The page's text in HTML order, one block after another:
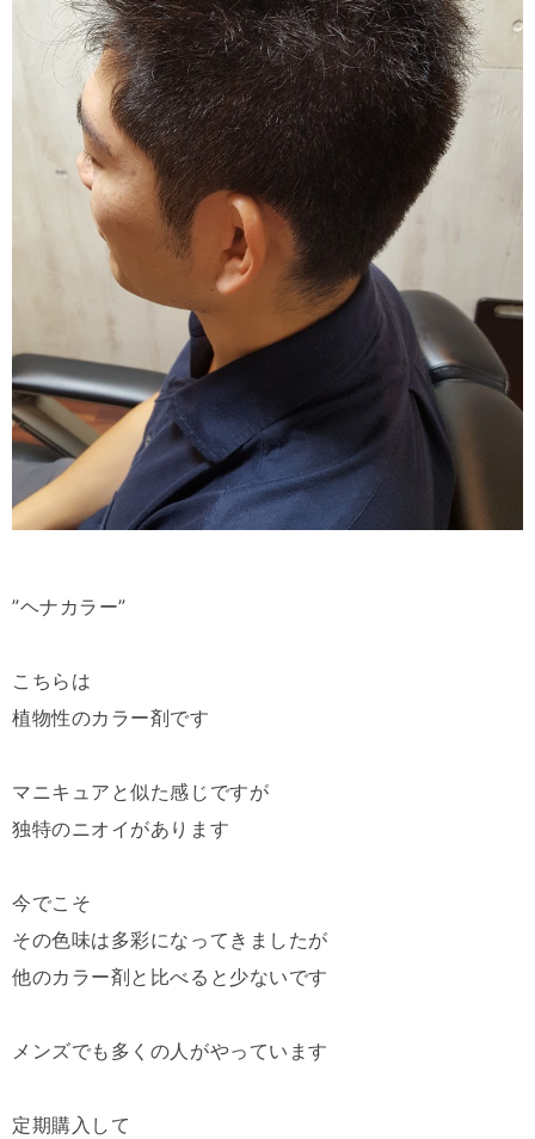
”ヘナカラー”
こちらは
植物性のカラー剤です
マニキュアと似た感じですが
独特のニオイがあります
今でこそ
その色味は多彩になってきましたが
他のカラー剤と比べると少ないです
メンズでも多くの人がやっています
定期購入して